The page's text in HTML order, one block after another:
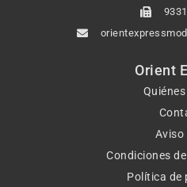
Orient
Aviso
Condiciones
Política de